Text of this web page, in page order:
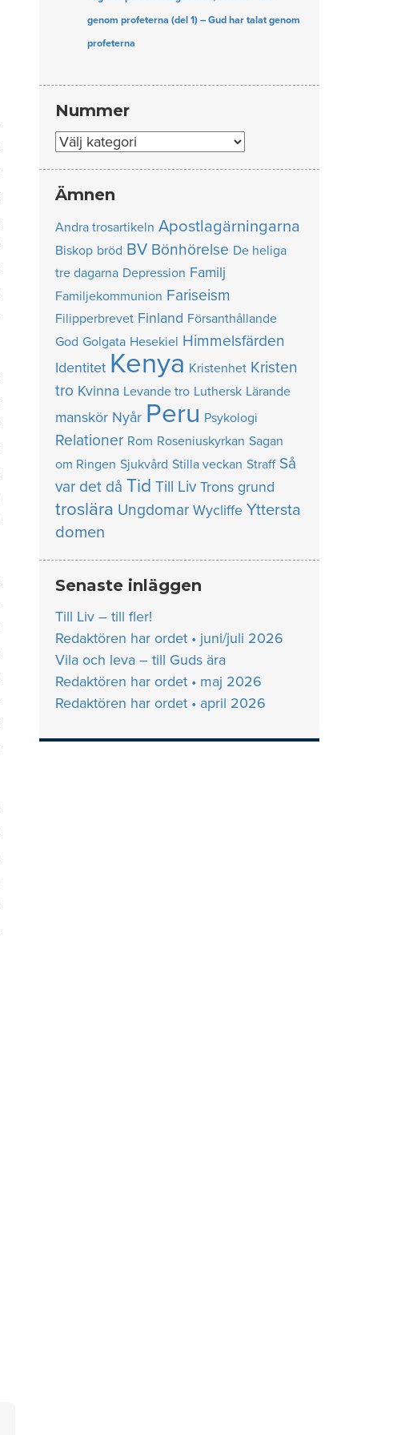
genom profeterna (del 1) – Gud har talat genom
profeterna
Nummer
Nummer
Ämnen
Andra trosartikeln Apostlagärningarna
Biskop bröd BV Bönhörelse De heliga
tre dagarna Depression Familj
Familjekommunion Fariseism
Filipperbrevet Finland Försanthållande
God Golgata Hesekiel Himmelsfärden
Identitet Kenya Kristenhet Kristen
tro Kvinna Levande tro Luthersk Lärande
manskör Nyår Peru Psykologi
Relationer Rom Roseniuskyrkan Sagan
om Ringen Sjukvård Stilla veckan Straff Så
var det då Tid Till Liv Trons grund
troslära Ungdomar Wycliffe Yttersta
domen
Senaste inläggen
Till Liv – till fler!
Redaktören har ordet • juni/juli 2026
Vila och leva – till Guds ära
Redaktören har ordet • maj 2026
Redaktören har ordet • april 2026